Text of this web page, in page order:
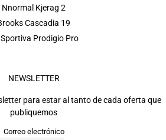
Nnormal Kjerag 2
Cascadia 19
Prodigio Pro
NEWSLETTER
para estar al tanto de cada oferta que
publiquemos
Correo electrónico